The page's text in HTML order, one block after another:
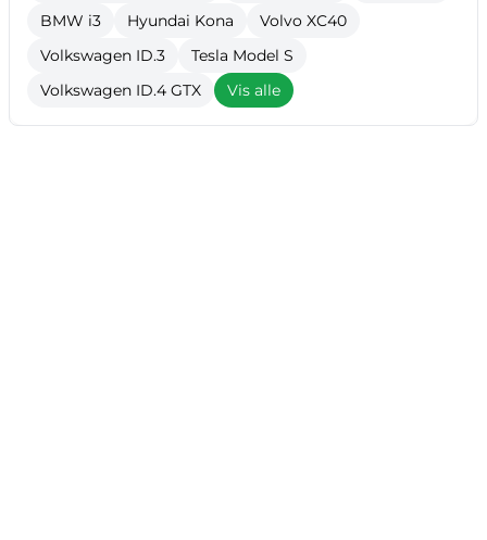
BMW i3
Hyundai Kona
Volvo XC40
Volkswagen ID.3
Tesla Model S
Volkswagen ID.4 GTX
Vis alle